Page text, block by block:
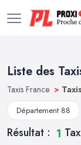
Liste des
Taxis France >
Département 88
Résultat : 1